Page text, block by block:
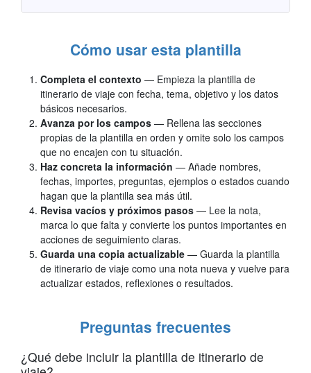
Cómo usar esta plantilla
Completa el contexto — Empieza la plantilla de
itinerario de viaje con fecha, tema, objetivo y los datos
básicos necesarios.
Avanza por los campos — Rellena las secciones
propias de la plantilla en orden y omite solo los campos
que no encajen con tu situación.
Haz concreta la información — Añade nombres,
fechas, importes, preguntas, ejemplos o estados cuando
hagan que la plantilla sea más útil.
Revisa vacíos y próximos pasos — Lee la nota,
marca lo que falta y convierte los puntos importantes en
acciones de seguimiento claras.
Guarda una copia actualizable — Guarda la plantilla
de itinerario de viaje como una nota nueva y vuelve para
actualizar estados, reflexiones o resultados.
Preguntas frecuentes
¿Qué debe incluir la plantilla de itinerario de